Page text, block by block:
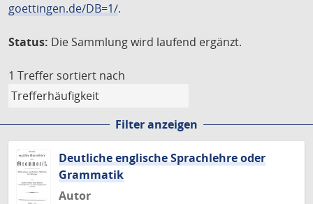
goettingen.de/DB=1/.
Status: Die Sammlung wird laufend ergänzt.
1 Treffer sortiert nach
Filter anzeigen
Deutliche englische Sprachlehre oder
Grammatik
Autor